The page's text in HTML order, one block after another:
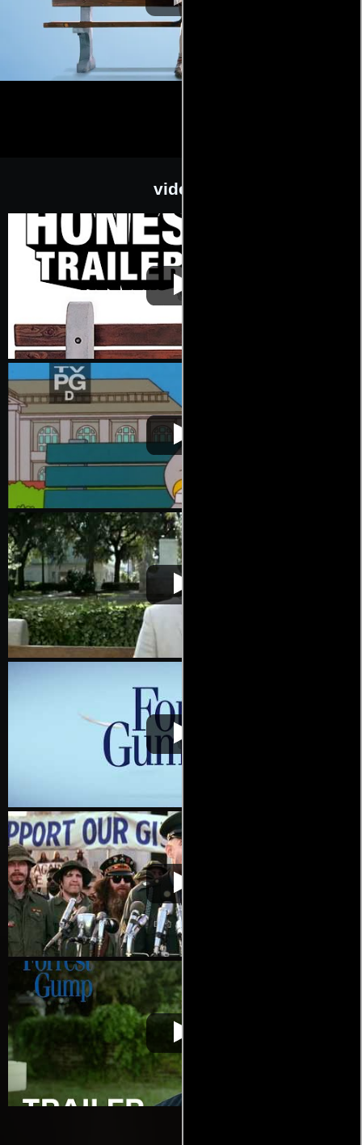
videos
Forrest Gump Video de la película Forrest Gump
Forrest Gump Video de la película Forrest Gump
Forrest GumpVideo de la película Forrest Gump
Video de la película Forrest Gump
Forrest GumpVideo de la película Forrest Gump
Forrest GumpVideo de la película Forrest Gump